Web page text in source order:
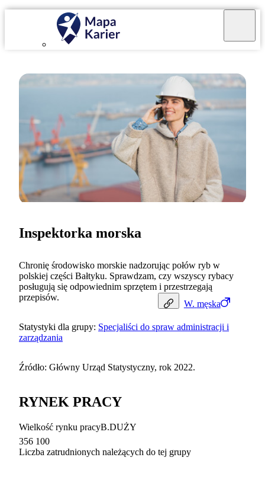
W. męska
Inspektorka morska
Chronię środowisko morskie nadzorując połów ryb w
polskiej części Bałtyku. Sprawdzam, czy wszyscy rybacy
posługują się odpowiednim sprzętem i przestrzegają
przepisów.
Statystyki dla grupy: Specjaliści do spraw administracji i
zarządzania
Źródło: Główny Urząd Statystyczny, rok 2022.
RYNEK PRACY
Wielkość rynku pracyB.DUŻY
356 100
Liczba zatrudnionych należących do tej grupy